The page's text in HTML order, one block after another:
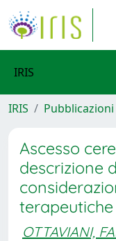
IRIS
IRIS Pubblicazioni
Ascesso
descrizione
terapeutiche
OTTAVIANI,